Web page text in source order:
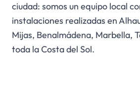
ciudad: somos un equipo local
instalaciones realizadas en
Mijas, Benalmádena, Marbella,
toda la Costa del Sol.